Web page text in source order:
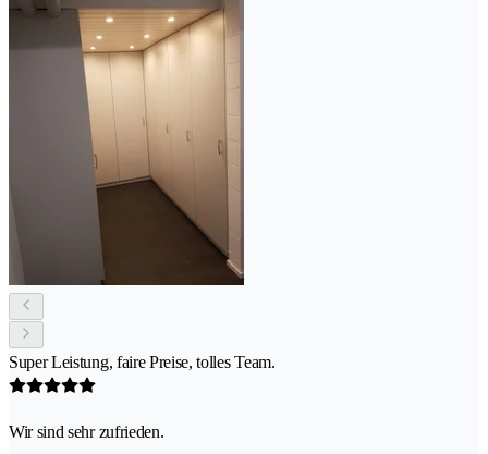
Super Leistung, faire Preise, tolles Team.
Wir sind sehr zufrieden.